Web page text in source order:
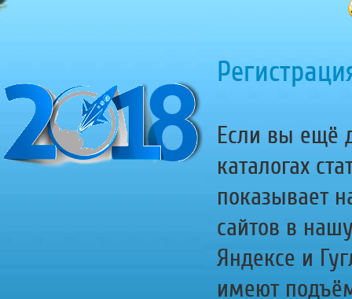
Если вы ещё
каталогах
показывает
сайтов в
Яндексе и
имеют